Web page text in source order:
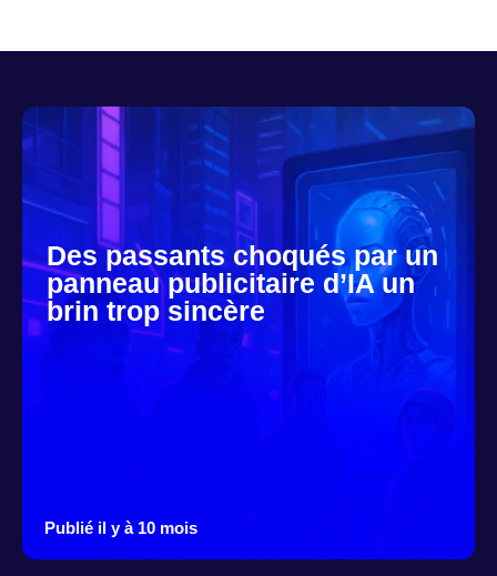
Des passants choqués par un
panneau publicitaire d’IA un
brin trop sincère
Publié il y à 10 mois